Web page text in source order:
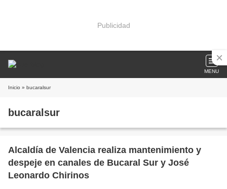
Publicidad
MENU
Inicio » bucaralsur
bucaralsur
Alcaldía de Valencia realiza mantenimiento y
despeje en canales de Bucaral Sur y José
Leonardo Chirinos